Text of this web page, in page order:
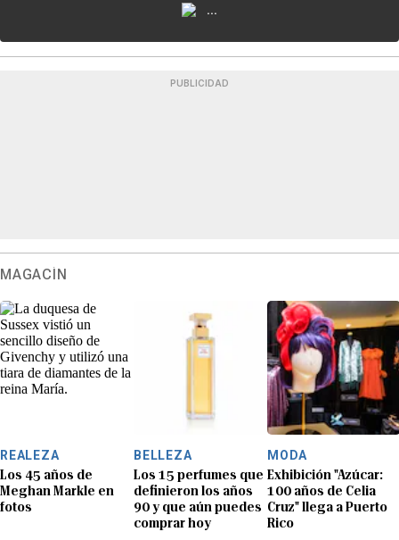
...
PUBLICIDAD
MAGACÍN
REALEZA
Los 45 años de
Meghan Markle en
fotos
BELLEZA
Los 15 perfumes que
definieron los años
90 y que aún puedes
comprar hoy
MODA
Exhibición "Azúcar:
100 años de Celia
Cruz" llega a Puerto
Rico